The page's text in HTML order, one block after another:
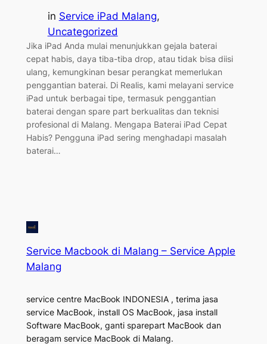
in Service iPad Malang
Uncategorized
Jika iPad Anda mulai menunjukkan gejala baterai
cepat habis, daya tiba-tiba drop, atau tidak bisa diisi
ulang, kemungkinan besar perangkat memerlukan
penggantian baterai. Di Realis, kami melayani service
iPad untuk berbagai tipe, termasuk penggantian
baterai dengan spare part berkualitas dan teknisi
profesional di Malang. Mengapa Baterai iPad Cepat
Habis? Pengguna iPad sering menghadapi masalah
baterai…
Service Macbook di Malang – Service Apple
Malang
service centre MacBook INDONESIA , terima jasa
service MacBook, install OS MacBook, jasa install
Software MacBook, ganti sparepart MacBook dan
beragam service MacBook di Malang.